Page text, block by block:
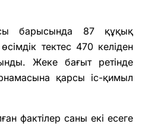
барысында 87 құқық
тектес 470 келіден
Жеке бағыт ретінде
қарсы іс-қимыл
фактілер саны екі есеге